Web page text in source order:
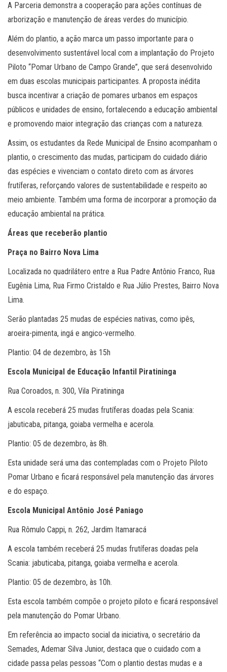
A Parceria demonstra a cooperação para ações contínuas de
arborização e manutenção de áreas verdes do município.
Além do plantio, a ação marca um passo importante para o
desenvolvimento sustentável local com a implantação do Projeto
Piloto “Pomar Urbano de Campo Grande”, que será desenvolvido
em duas escolas municipais participantes. A proposta inédita
busca incentivar a criação de pomares urbanos em espaços
públicos e unidades de ensino, fortalecendo a educação ambiental
e promovendo maior integração das crianças com a natureza.
Assim, os estudantes da Rede Municipal de Ensino acompanham o
plantio, o crescimento das mudas, participam do cuidado diário
das espécies e vivenciam o contato direto com as árvores
frutíferas, reforçando valores de sustentabilidade e respeito ao
meio ambiente. Também uma forma de incorporar a promoção da
educação ambiental na prática.
Áreas que receberão plantio
Praça no Bairro Nova Lima
Localizada no quadrilátero entre a Rua Padre Antônio Franco, Rua
Eugênia Lima, Rua Firmo Cristaldo e Rua Júlio Prestes, Bairro Nova
Lima.
Serão plantadas 25 mudas de espécies nativas, como ipês,
aroeira-pimenta, ingá e angico-vermelho.
Plantio: 04 de dezembro, às 15h
Escola Municipal de Educação Infantil Piratininga
Rua Coroados, n. 300, Vila Piratininga
A escola receberá 25 mudas frutíferas doadas pela Scania:
jabuticaba, pitanga, goiaba vermelha e acerola.
Plantio: 05 de dezembro, às 8h.
Esta unidade será uma das contempladas com o Projeto Piloto
Pomar Urbano e ficará responsável pela manutenção das árvores
e do espaço.
Escola Municipal Antônio José Paniago
Rua Rômulo Cappi, n. 262, Jardim Itamaracá
A escola também receberá 25 mudas frutíferas doadas pela
Scania: jabuticaba, pitanga, goiaba vermelha e acerola.
Plantio: 05 de dezembro, às 10h.
Esta escola também compõe o projeto piloto e ficará responsável
pela manutenção do Pomar Urbano.
Em referência ao impacto social da iniciativa, o secretário da
Semades, Ademar Silva Junior, destaca que o cuidado com a
cidade passa pelas pessoas “Com o plantio destas mudas e a